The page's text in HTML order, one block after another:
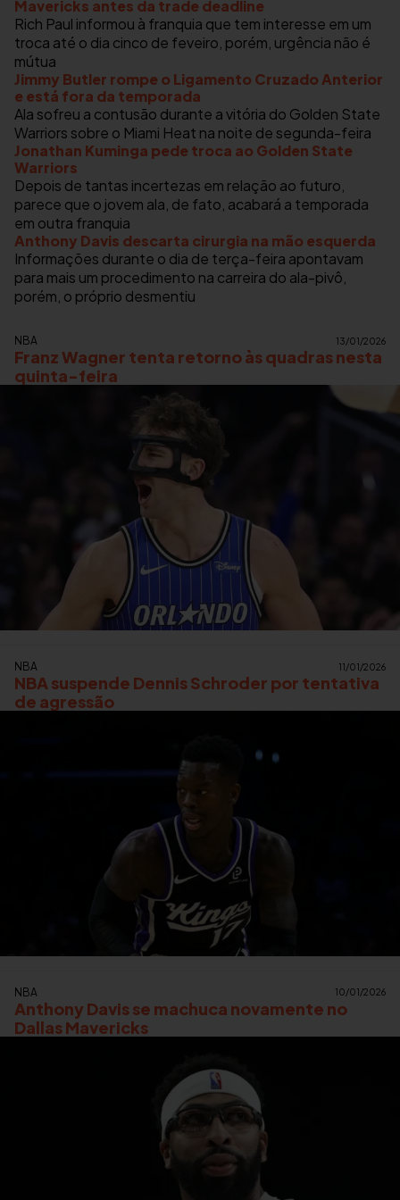
Mavericks antes da trade deadline
Rich Paul informou à franquia que tem interesse em um
troca até o dia cinco de feveiro, porém, urgência não é
mútua
Jimmy Butler rompe o Ligamento Cruzado Anterior
e está fora da temporada
Ala sofreu a contusão durante a vitória do Golden State
Warriors sobre o Miami Heat na noite de segunda-feira
Jonathan Kuminga pede troca ao Golden State
Warriors
Depois de tantas incertezas em relação ao futuro,
parece que o jovem ala, de fato, acabará a temporada
em outra franquia
Anthony Davis descarta cirurgia na mão esquerda
Informações durante o dia de terça-feira apontavam
para mais um procedimento na carreira do ala-pivô,
porém, o próprio desmentiu
NBA 13/01/2026
Franz Wagner tenta retorno às quadras nesta
quinta-feira
NBA 11/01/2026
NBA suspende Dennis Schroder por tentativa
de agressão
NBA 10/01/2026
Anthony Davis se machuca novamente no
Dallas Mavericks